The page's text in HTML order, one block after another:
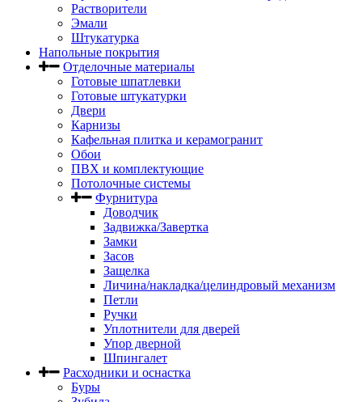
Растворители
Эмали
Штукатурка
Напольные покрытия
Отделочные материалы
Готовые шпатлевки
Готовые штукатурки
Двери
Карнизы
Кафельная плитка и керамогранит
Обои
ПВХ и комплектующие
Потолочные системы
Фурнитура
Доводчик
Задвижка/Завертка
Замки
Засов
Защелка
Личина/накладка/целиндровый механизм
Петли
Ручки
Уплотнители для дверей
Упор дверной
Шпингалет
Расходники и оснастка
Буры